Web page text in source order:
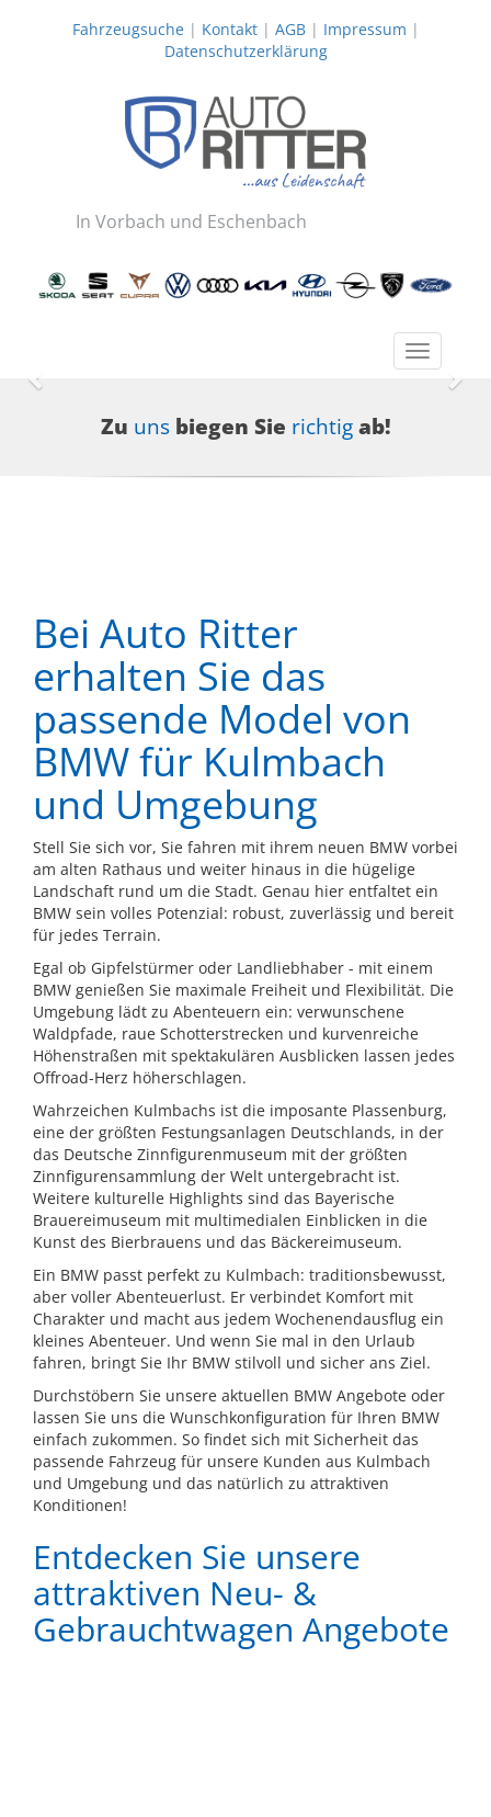
Fahrzeugsuche| Kontakt| AGB| Impressum |
Datenschutzerklärung
In Vorbach und Eschenbach
Toggle
Zurück
Zu unsbiegen Sie richtigab!
Bei Auto Ritter
erhalten Sie das
passende Model von
BMW für Kulmbach
und Umgebung
Stell Sie sich vor, Sie fahren mit ihrem neuen BMW vorbei
am alten Rathaus und weiter hinaus in die hügelige
Landschaft rund um die Stadt. Genau hier entfaltet ein
BMW sein volles Potenzial: robust, zuverlässig und bereit
für jedes Terrain.
Egal ob Gipfelstürmer oder Landliebhaber - mit einem
BMW genießen Sie maximale Freiheit und Flexibilität. Die
Umgebung lädt zu Abenteuern ein: verwunschene
Waldpfade, raue Schotterstrecken und kurvenreiche
Höhenstraßen mit spektakulären Ausblicken lassen jedes
Offroad-Herz höherschlagen.
Wahrzeichen Kulmbachs ist die imposante Plassenburg,
eine der größten Festungsanlagen Deutschlands, in der
das Deutsche Zinnfigurenmuseum mit der größten
Zinnfigurensammlung der Welt untergebracht ist.
Weitere kulturelle Highlights sind das Bayerische
Brauereimuseum mit multimedialen Einblicken in die
Kunst des Bierbrauens und das Bäckereimuseum.
Ein BMW passt perfekt zu Kulmbach: traditionsbewusst,
aber voller Abenteuerlust. Er verbindet Komfort mit
Charakter und macht aus jedem Wochenendausflug ein
kleines Abenteuer. Und wenn Sie mal in den Urlaub
fahren, bringt Sie Ihr BMW stilvoll und sicher ans Ziel.
Durchstöbern Sie unsere aktuellen BMW Angebote oder
lassen Sie uns die Wunschkonfiguration für Ihren BMW
einfach zukommen. So findet sich mit Sicherheit das
passende Fahrzeug für unsere Kunden aus Kulmbach
und Umgebung und das natürlich zu attraktiven
Konditionen!
Entdecken Sie unsere
attraktiven Neu- &
Gebrauchtwagen Angebote